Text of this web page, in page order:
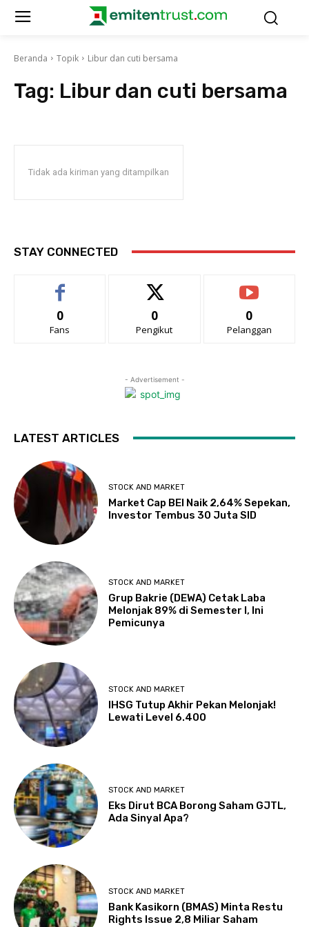
Beranda Topik Libur dan cuti bersama
Tag: Libur dan cuti bersama
Tidak ada kiriman yang ditampilkan
STAY CONNECTED
0
Fans
0
Pengikut
0
Pelanggan
- Advertisement -
LATEST ARTICLES
STOCK AND MARKET
Market Cap BEI Naik 2,64% Sepekan,
Investor Tembus 30 Juta SID
STOCK AND MARKET
Grup Bakrie (DEWA) Cetak Laba
Melonjak 89% di Semester I, Ini
Pemicunya
STOCK AND MARKET
IHSG Tutup Akhir Pekan Melonjak!
Lewati Level 6.400
STOCK AND MARKET
Eks Dirut BCA Borong Saham GJTL,
Ada Sinyal Apa?
STOCK AND MARKET
Bank Kasikorn (BMAS) Minta Restu
Rights Issue 2,8 Miliar Saham